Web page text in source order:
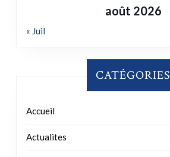
août 2026
« Juil
CATÉGORIES
Accueil
Actualites